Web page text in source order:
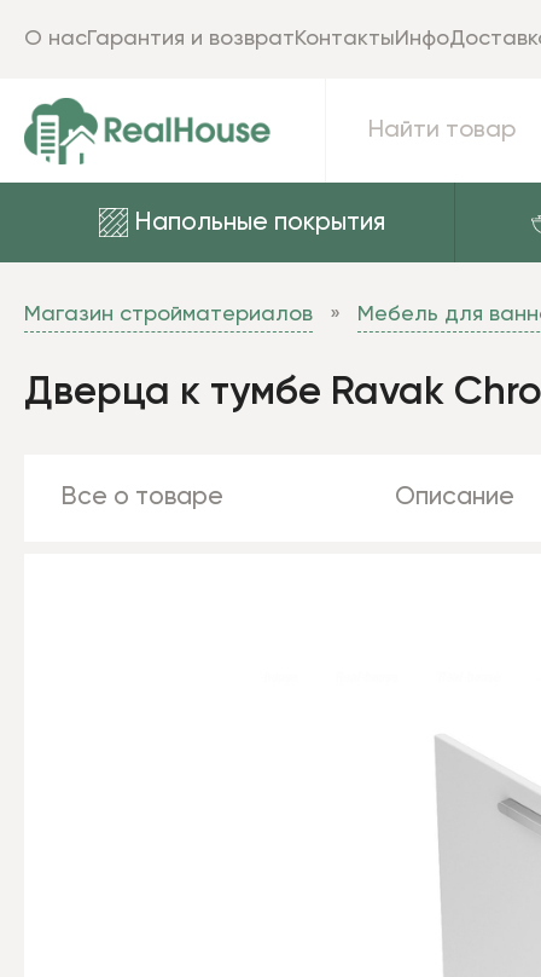
Напольные покрытия
О насГарантия и возвратКонтактыИнфо
Магазин стройматериалов Мебель для
Дверца к тумбе Ravak
Все о товаре Описание